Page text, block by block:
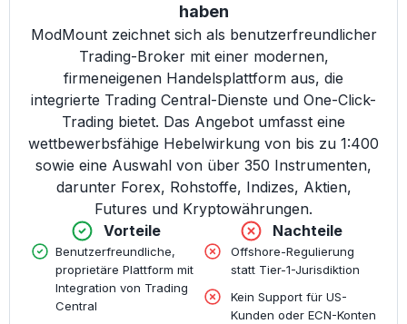
haben
ModMount zeichnet sich als benutzerfreundlicher
Trading-Broker mit einer modernen,
firmeneigenen Handelsplattform aus, die
integrierte Trading Central-Dienste und One-Click-
Trading bietet. Das Angebot umfasst eine
wettbewerbsfähige Hebelwirkung von bis zu 1:400
sowie eine Auswahl von über 350 Instrumenten,
darunter Forex, Rohstoffe, Indizes, Aktien,
Futures und Kryptowährungen.
Vorteile
Benutzerfreundliche,
proprietäre Plattform mit
Integration von Trading
Central
Nachteile
Offshore-Regulierung
statt Tier-1-Jurisdiktion
Kein Support für US-
Kunden oder ECN-Konten